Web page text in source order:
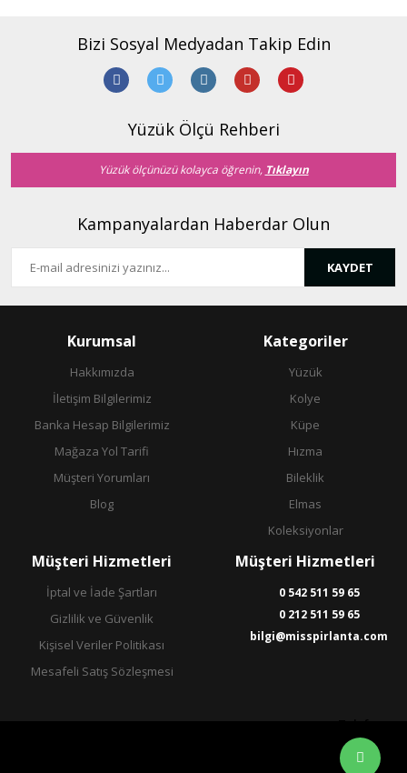
Bizi Sosyal Medyadan Takip Edin
Yüzük Ölçü Rehberi
Yüzük ölçünüzü kolayca öğrenin, Tıklayın
Kampanyalardan Haberdar Olun
KAYDET
Kurumsal
Hakkımızda
İletişim Bilgilerimiz
Banka Hesap Bilgilerimiz
Mağaza Yol Tarifi
Müşteri Yorumları
Blog
Kategoriler
Yüzük
Kolye
Küpe
Hızma
Bileklik
Elmas
Koleksiyonlar
Müşteri Hizmetleri
İptal ve İade Şartları
Gizlilik ve Güvenlik
Kişisel Veriler Politikası
Mesafeli Satış Sözleşmesi
Müşteri Hizmetleri
0 542 511 59 65
0 212 511 59 65
bilgi@misspirlanta.com